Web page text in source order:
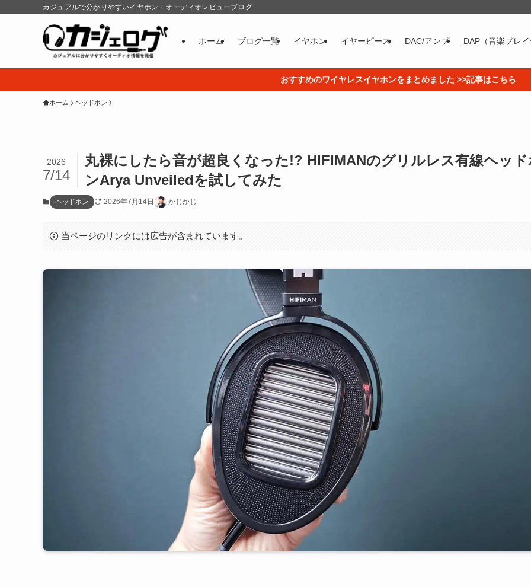
カジュアルで分かりやすいイヤホン・オーディオレビューブログ
ホーム ブログ一覧 イヤホン イヤーピース DAC/アンプ DAP（音楽プレ
おすすめのワイヤレスイヤホンをまとめました >>記事はこちら
ホーム ヘッドホン
丸裸にしたら音が超良くなった!? HIFIMANのグリルレス有線ヘッ
ンArya Unveiledを試してみた
2026
7/14
ヘッドホン 2026年7月14日 かじかじ
当ページのリンクには広告が含まれています。